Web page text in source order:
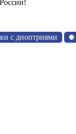
с диоптриями